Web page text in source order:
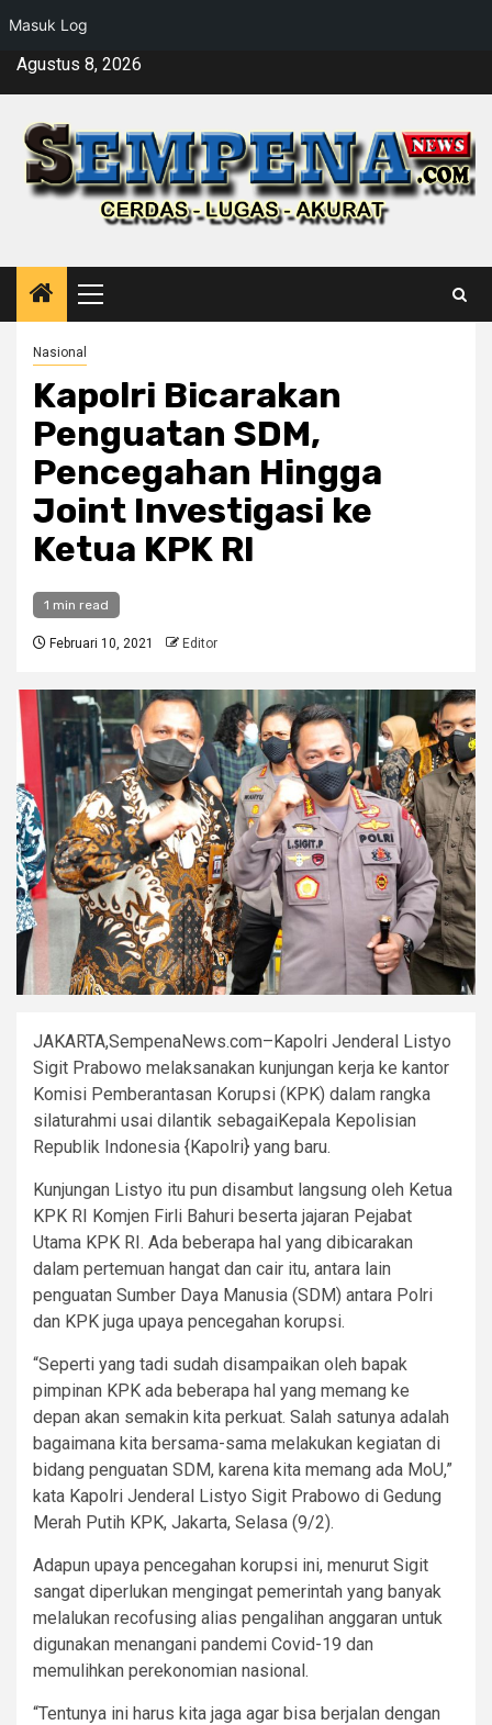
Masuk Log
SkipAgustus 8, 2026
Primary
Menu
Nasional
Kapolri Bicarakan
Penguatan SDM,
Pencegahan Hingga
Joint Investigasi ke
Ketua KPK RI
1 min read
Februari 10, 2021 Editor
JAKARTA,SempenaNews.com–Kapolri Jenderal Listyo
Sigit Prabowo melaksanakan kunjungan kerja ke kantor
Komisi Pemberantasan Korupsi (KPK) dalam rangka
silaturahmi usai dilantik sebagaiKepala Kepolisian
Republik Indonesia {Kapolri} yang baru.
Kunjungan Listyo itu pun disambut langsung oleh Ketua
KPK RI Komjen Firli Bahuri beserta jajaran Pejabat
Utama KPK RI. Ada beberapa hal yang dibicarakan
dalam pertemuan hangat dan cair itu, antara lain
penguatan Sumber Daya Manusia (SDM) antara Polri
dan KPK juga upaya pencegahan korupsi.
“Seperti yang tadi sudah disampaikan oleh bapak
pimpinan KPK ada beberapa hal yang memang ke
depan akan semakin kita perkuat. Salah satunya adalah
bagaimana kita bersama-sama melakukan kegiatan di
bidang penguatan SDM, karena kita memang ada MoU,”
kata Kapolri Jenderal Listyo Sigit Prabowo di Gedung
Merah Putih KPK, Jakarta, Selasa (9/2).
Adapun upaya pencegahan korupsi ini, menurut Sigit
sangat diperlukan mengingat pemerintah yang banyak
melalukan recofusing alias pengalihan anggaran untuk
digunakan menangani pandemi Covid-19 dan
memulihkan perekonomian nasional.
“Tentunya ini harus kita jaga agar bisa berjalan dengan